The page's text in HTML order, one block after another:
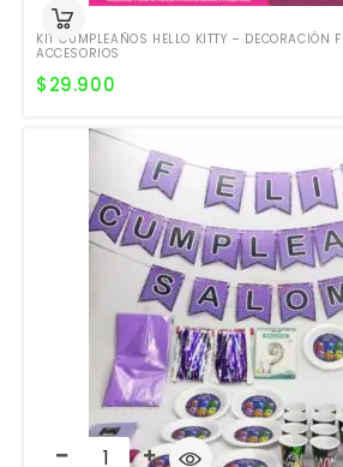
KIT CUMPLEAÑOS HELLO KITTY – DECORACIÓN
ACCESORIOS
$29.900